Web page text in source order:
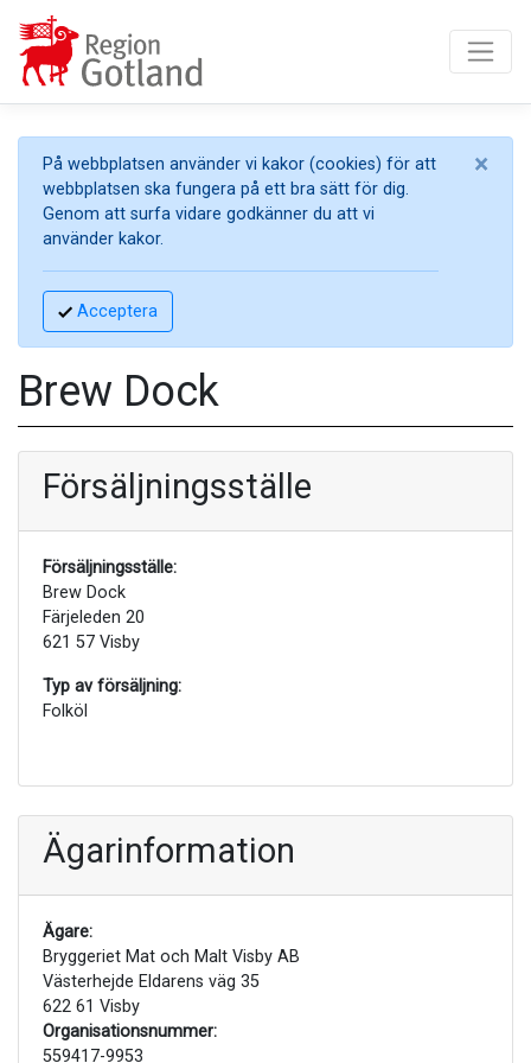
På webbplatsen använder vi kakor (cookies) för att
webbplatsen ska fungera på ett bra sätt för dig.
Genom att surfa vidare godkänner du att vi
använder kakor.
Acceptera
×
Brew Dock
Försäljningsställe
Försäljningsställe:
Brew Dock
Färjeleden 20
621 57 Visby
Typ av försäljning:
Folköl
Ägarinformation
Ägare:
Bryggeriet Mat och Malt Visby AB
Västerhejde Eldarens väg 35
622 61 Visby
Organisationsnummer:
559417-9953